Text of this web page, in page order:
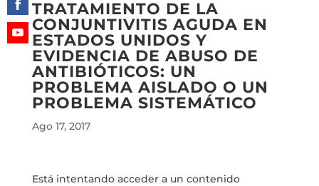
TRATAMIENTO DE LA
CONJUNTIVITIS AGUDA EN
ESTADOS UNIDOS Y
EVIDENCIA DE ABUSO DE
ANTIBIÓTICOS: UN
PROBLEMA AISLADO O UN
PROBLEMA SISTEMÁTICO
Ago 17, 2017
Está intentando acceder a un contenido
on
Instagram
Share
on
Facebook
Share
YouTube